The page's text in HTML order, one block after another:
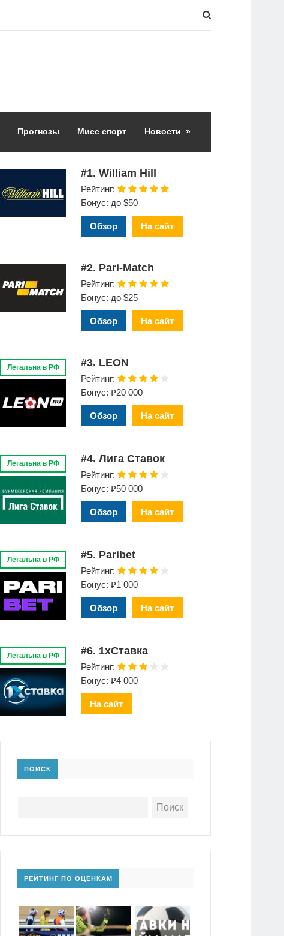
Прогнозы Мисс спорт Новости »
#1. William Hill
Рейтинг:
Бонус: до $50
Обзор На сайт
#2. Pari-Match
Рейтинг:
Бонус: до $25
Обзор На сайт
Легальна в РФ #3. LEON
Рейтинг:
Бонус: ₽20 000
Обзор На сайт
Легальна в РФ #4. Лига Ставок
Рейтинг:
Бонус: ₽50 000
Обзор На сайт
Легальна в РФ #5. Paribet
Рейтинг:
Бонус: ₽1 000
Обзор На сайт
Легальна в РФ #6. 1xСтавка
Рейтинг:
Бонус: ₽4 000
На сайт
ПОИСК
РЕЙТИНГ ПО ОЦЕНКАМ